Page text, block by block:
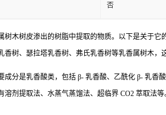
否
树木树皮渗出的树脂中提取的物质。以下是关于它
香树、瑟拉塔乳香树、弗氏乳香树等乳香属树木
成分是乳香酸类，包括 β- 乳香酸、乙酰化 β- 乳
溶剂提取法、水蒸气蒸馏法、超临界 CO2 萃取法